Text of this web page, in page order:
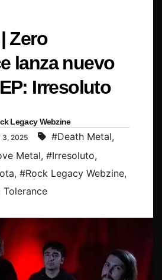
Zero
lanza nuevo
Irresoluto
Legacy Webzine
3, 2025 #Death Metal,
Metal, #Irresoluto,
, #Rock Legacy Webzine,
Tolerance